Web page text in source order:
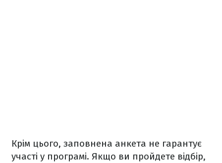
Крім цього, заповнена анкета не гарантує
участі у програмі. Якщо ви пройдете відбір,